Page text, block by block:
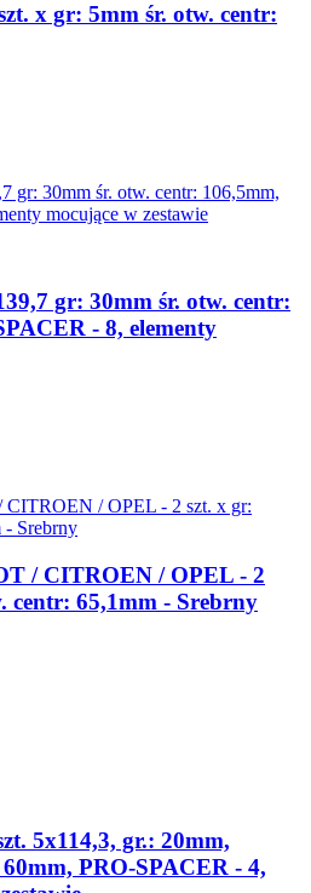
x gr: 5mm śr. otw. centr:
gr: 30mm śr. otw. centr:
- 8, elementy
/ CITROEN / OPEL - 2
centr: 65,1mm - Srebrny
5x114,3, gr.: 20mm,
PRO-SPACER - 4,